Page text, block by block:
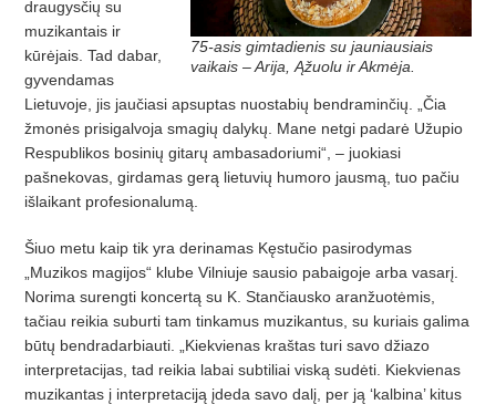
75-asis gimtadienis su jauniausiais
vaikais – Arija, Ąžuolu ir Akmėja.
draugysčių su
muzikantais ir
kūrėjais. Tad dabar,
gyvendamas
Lietuvoje, jis jaučiasi apsuptas nuostabių bendraminčių. „Čia
žmonės prisigalvoja smagių dalykų. Mane netgi padarė Užupio
Respublikos bosinių gitarų ambasadoriumi“, – juokiasi
pašnekovas, girdamas gerą lietuvių humoro jausmą, tuo pačiu
išlaikant profesionalumą.
Šiuo metu kaip tik yra derinamas Kęstučio pasirodymas
„Muzikos magijos“ klube Vilniuje sausio pabaigoje arba vasarį.
Norima surengti koncertą su K. Stančiausko aranžuotėmis,
tačiau reikia suburti tam tinkamus muzikantus, su kuriais galima
būtų bendradarbiauti. „Kiekvienas kraštas turi savo džiazo
interpretacijas, tad reikia labai subtiliai viską sudėti. Kiekvienas
muzikantas į interpretaciją įdeda savo dalį, per ją ‘kalbina’ kitus